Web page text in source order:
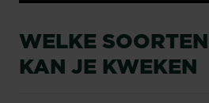
WELKE
KAN JE KWEKEN